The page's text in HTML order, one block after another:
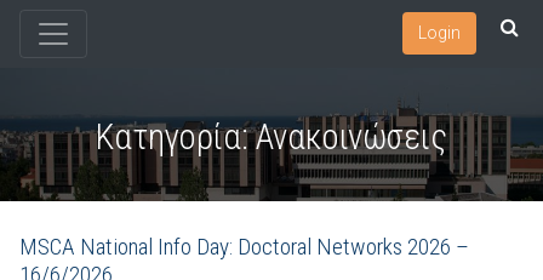
Login
Κατηγορία:Ανακοινώσεις
MSCA National Ιnfo Day: Doctoral Networks 2026 –
16/6/2026